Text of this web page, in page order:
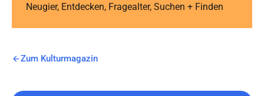
Neugier, Entdecken, Fragealter, Suchen + Finden
Zum Kulturmagazin